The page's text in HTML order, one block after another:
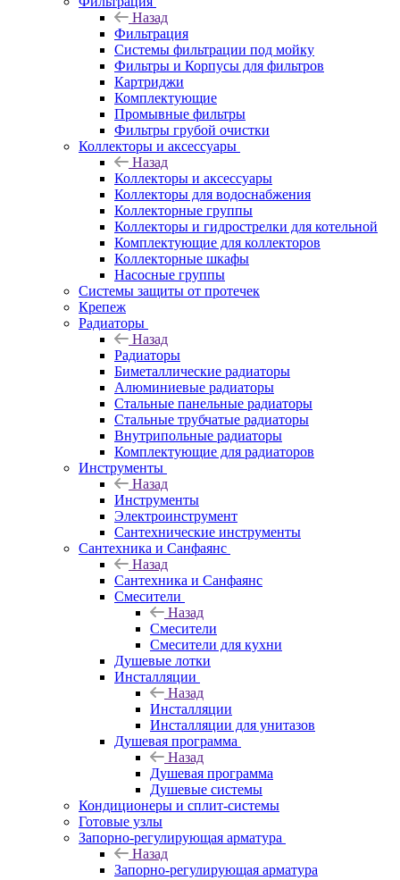
Назад
Фильтрация
Системы фильтрации под мойку
Фильтры и Корпусы для фильтров
Картриджи
Комплектующие
Промывные фильтры
Фильтры грубой очистки
Коллекторы и аксессуары
Назад
Коллекторы и аксессуары
Коллекторы для водоснабжения
Коллекторные группы
Коллекторы и гидрострелки для котельной
Комплектующие для коллекторов
Коллекторные шкафы
Насосные группы
Системы защиты от протечек
Крепеж
Радиаторы
Назад
Радиаторы
Биметаллические радиаторы
Алюминиевые радиаторы
Стальные панельные радиаторы
Стальные трубчатые радиаторы
Внутрипольные радиаторы
Комплектующие для радиаторов
Инструменты
Назад
Инструменты
Электроинструмент
Сантехнические инструменты
Сантехника и Санфаянс
Назад
Сантехника и Санфаянс
Смесители
Назад
Смесители
Смесители для кухни
Душевые лотки
Инсталляции
Назад
Инсталляции
Инсталляции для унитазов
Душевая программа
Назад
Душевая программа
Душевые системы
Кондиционеры и сплит-системы
Готовые узлы
Запорно-регулирующая арматура
Назад
Запорно-регулирующая арматура